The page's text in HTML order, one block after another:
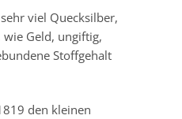
viel Quecksilber,
Geld, ungiftig,
Stoffgehalt
den kleinen